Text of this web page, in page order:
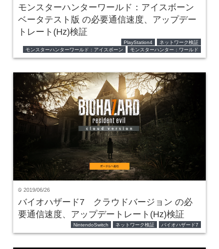
モンスターハンターワールド：アイスボーン
ベータテスト版 の必要通信速度、アップデー
トレート(Hz)検証
PlayStation4
ネットワーク検証
モンスターハンターワールド：アイスボーン
モンスターハンター：ワールド
time 2019/06/26
バイオハザード7 クラウドバージョン の必
要通信速度、アップデートレート(Hz)検証
NintendoSwitch ネットワーク検証 バイオハザード7